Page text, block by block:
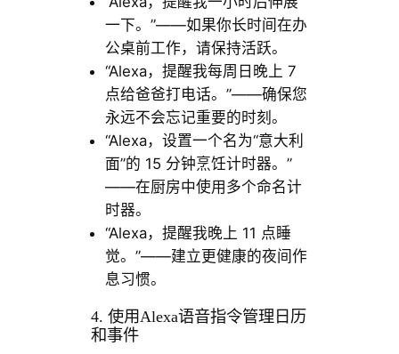
一下。”——如果你长时间在办
公桌前工作，请保持活跃。
“Alexa，提醒我每周日晚上 7
点给爸爸打电话。”——确保您
永远不会忘记重要的时刻。
“Alexa，设置一个名为“意大利
面”的 15 分钟烹饪计时器。”
——在厨房中使用多个命名计
时器。
“Alexa，提醒我晚上 11 点睡
觉。”——建立更健康的夜间作
息习惯。
4. 使用Alexa语音指令管理日历
和事件